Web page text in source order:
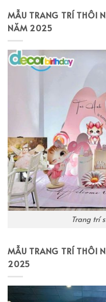
MẪU TRANG TRÍ THÔI
NĂM 2025
Trang trí
MẪU TRANG TRÍ THÔI
2025